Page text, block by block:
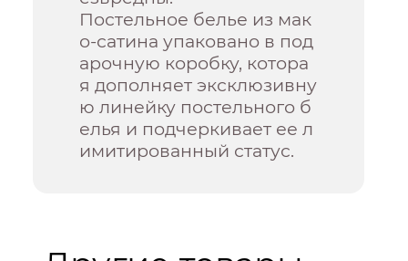
Постельное белье из мак
о-сатина упаковано в под
арочную коробку, котора
я дополняет эксклюзивну
ю линейку постельного б
елья и подчеркивает ее л
имитированный статус.